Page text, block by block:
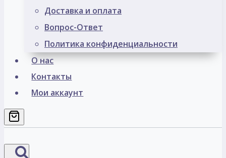
Доставка и оплата
Вопрос-Ответ
Политика конфиденциальности
О нас
Контакты
Мои аккаунт